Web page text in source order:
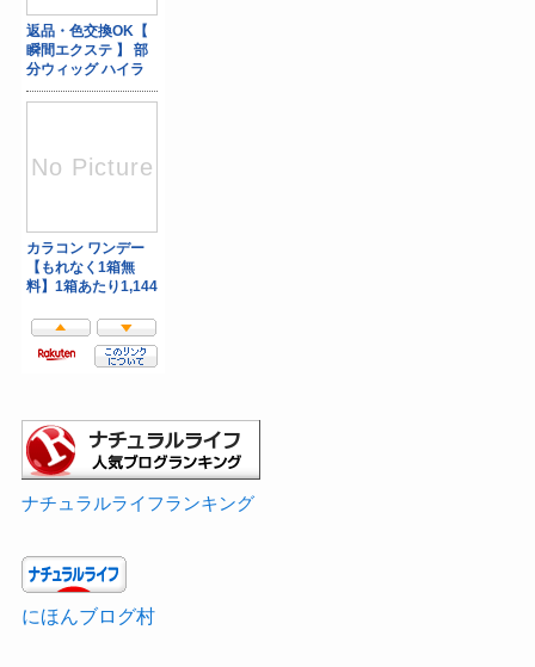
ナチュラルライフランキング
にほんブログ村